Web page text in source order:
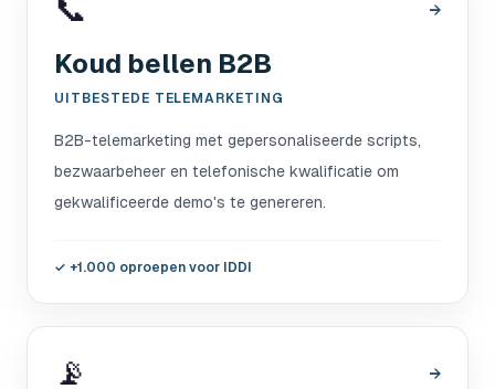
📞 →
Koud bellen B2B
UITBESTEDE TELEMARKETING
B2B-telemarketing met gepersonaliseerde scripts,
bezwaarbeheer en telefonische kwalificatie om
gekwalificeerde demo's te genereren.
✓ +1.000 oproepen voor IDDI
📡 →